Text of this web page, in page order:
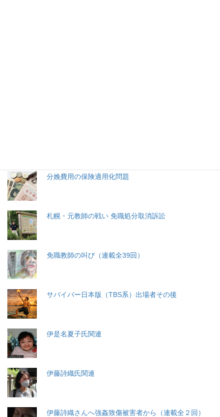
分娩費用の保険適用化問題
札幌・元教師の戦い 免職処分取消訴訟
免職教師の叫び（連載全39回）
サバイバー日本版（TBS系）出場者その後
伊是名夏子氏関連
伊藤詩織氏関連
伊藤詩織さんへ強姦致傷被害者から（連載全２回）